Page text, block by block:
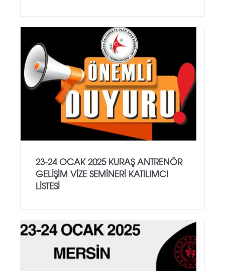
23-24 OCAK 2025 KURAŞ ANTRENÖR
GELİŞİM VİZE SEMİNERİ KATILIMCI
LİSTESİ